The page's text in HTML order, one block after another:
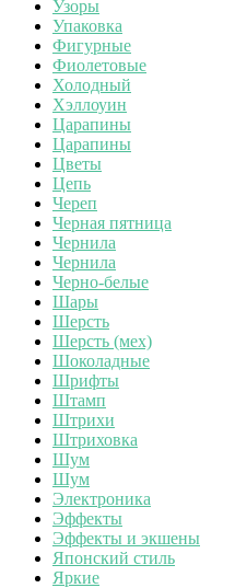
Узоры
Упаковка
Фигурные
Фиолетовые
Холодный
Хэллоуин
Царапины
Царапины
Цветы
Цепь
Череп
Черная пятница
Чернила
Чернила
Черно-белые
Шары
Шерсть
Шерсть (мех)
Шоколадные
Шрифты
Штамп
Штрихи
Штриховка
Шум
Шум
Электроника
Эффекты
Эффекты и экшены
Японский стиль
Яркие